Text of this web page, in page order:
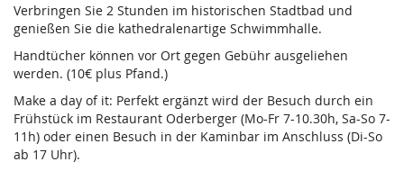
Verbringen Sie 2 Stunden im historischen Stadtbad und
genießen Sie die kathedralenartige Schwimmhalle.
Handtücher können vor Ort gegen Gebühr ausgeliehen
werden. (10€ plus Pfand.)
Make a day of it: Perfekt ergänzt wird der Besuch durch ein
Frühstück im Restaurant Oderberger (Mo-Fr 7-10.30h, Sa-So 7-
11h) oder einen Besuch in der Kaminbar im Anschluss (Di-So
ab 17 Uhr).